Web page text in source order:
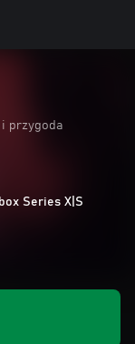
i przygoda
Series X|S